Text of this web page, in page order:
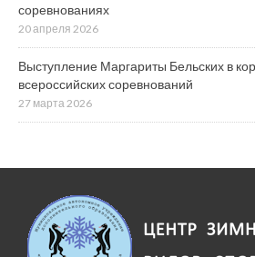
соревнованиях
20 апреля 2026
Выступление Маргариты Бельских в
всероссийских соревнований
27 марта 2026